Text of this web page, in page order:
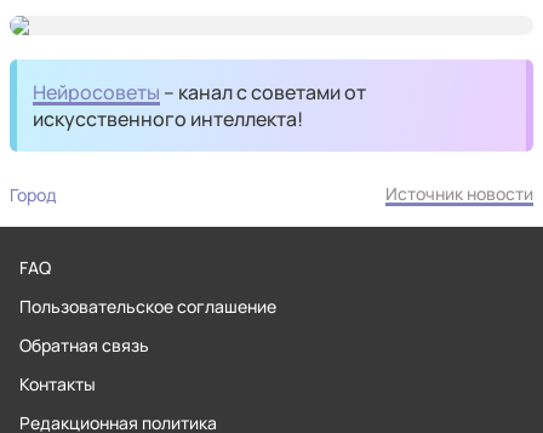
Нейросоветы – канал с советами от
искусственного интеллекта!
Город Источник новости
FAQ
Пользовательское соглашение
Обратная связь
Контакты
Редакционная политика